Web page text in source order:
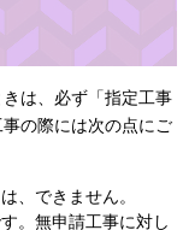
は、必ず「指定工事
の際には次の点にご
、できません。
。無申請工事に対し